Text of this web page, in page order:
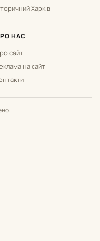
Харків
НАС
сайт
на сайті